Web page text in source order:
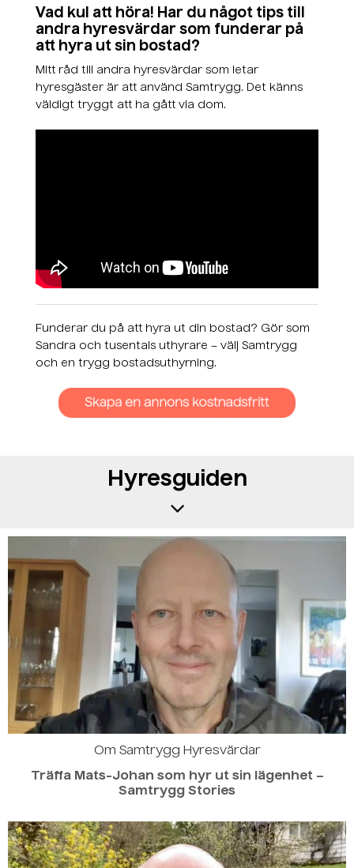
Vad kul att höra! Har du något tips till
andra hyresvärdar som funderar på
att hyra ut sin bostad?
Mitt råd till andra hyresvärdar som letar
hyresgäster är att använd Samtrygg. Det känns
väldigt tryggt att ha gått via dom.
Funderar du på att hyra ut din bostad? Gör som
Sandra och tusentals uthyrare – välj Samtrygg
och en trygg bostadsuthyrning.
Hyresguiden
Om Samtrygg Hyresvärdar
Träffa Mats-Johan som hyr ut sin lägenhet –
Samtrygg Stories